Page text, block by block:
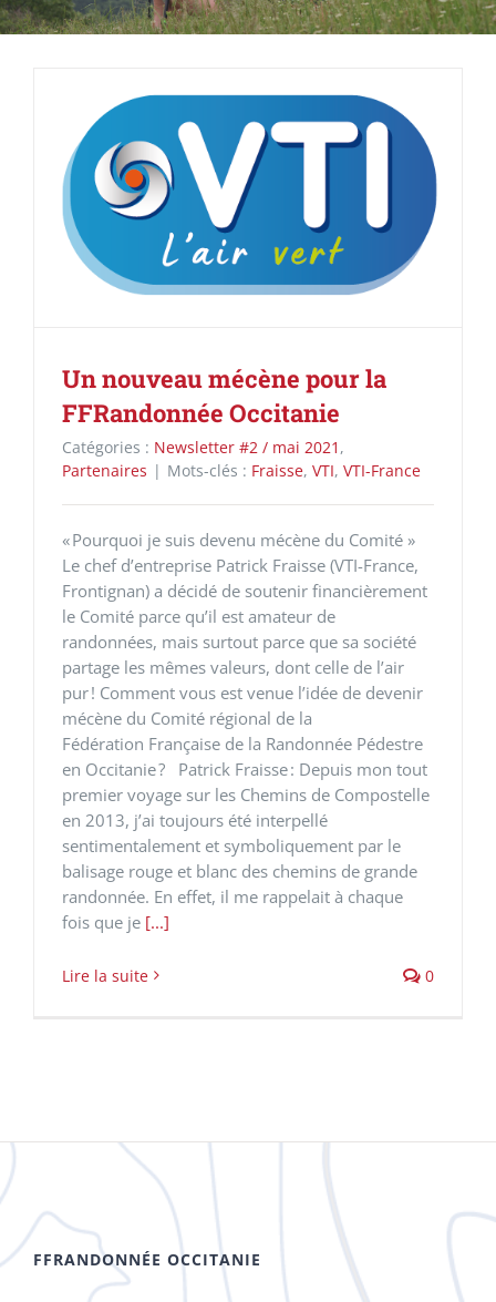
Un nouveau mécène pour la
FFRandonnée Occitanie
Catégories : Newsletter #2 / mai 2021 ,
Partenaires | Mots-clés : Fraisse, VTI, VTI-France
« Pourquoi je suis devenu mécène du Comité »
Le chef d’entreprise Patrick Fraisse (VTI-France,
Frontignan) a décidé de soutenir financièrement
le Comité parce qu’il est amateur de
randonnées, mais surtout parce que sa société
partage les mêmes valeurs, dont celle de l’air
pur ! Comment vous est venue l’idée de devenir
mécène du Comité régional de la
Fédération Française de la Randonnée Pédestre
en Occitanie ? Patrick Fraisse : Depuis mon tout
premier voyage sur les Chemins de Compostelle
en 2013, j’ai toujours été interpellé
sentimentalement et symboliquement par le
balisage rouge et blanc des chemins de grande
randonnée. En effet, il me rappelait à chaque
fois que je [...]
Lire la suite 0
FFRANDONNÉE OCCITANIE